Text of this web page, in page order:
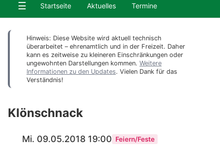
☰ Startseite Aktuelles Termine
Hinweis: Diese Website wird aktuell technisch
überarbeitet – ehrenamtlich und in der Freizeit. Daher
kann es zeitweise zu kleineren Einschränkungen oder
ungewohnten Darstellungen kommen. Weitere
Informationen zu den Updates. Vielen Dank für das
Verständnis!
Klönschnack
Mi. 09.05.2018 19:00 Feiern/Feste